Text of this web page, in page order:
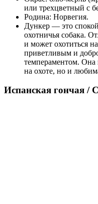
или трехцветный с
Родина: Норвегия.
Дункер — это
охотничья собака.
и может охотиться
приветливым и
темпераментом.
на охоте, но и
Испанская гончая /